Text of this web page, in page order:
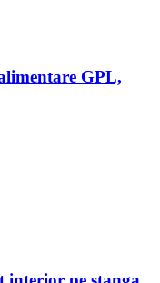
GPL,